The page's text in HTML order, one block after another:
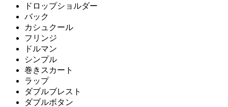
ドロップショルダー
バック
カシュクール
フリンジ
ドルマン
シンプル
巻きスカート
ラップ
ダブルブレスト
ダブルボタン